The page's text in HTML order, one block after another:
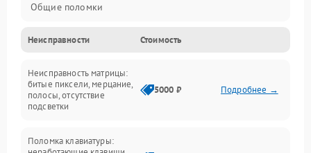
Общие поломки
Устройства
Программные ошибки
Электрические и системные сбои
Интерфейсные проблемы
Неисправности Стоимость
Неисправность матрицы:
битые пиксели, мерцание,
полосы, отсутствие
подсветки
5000 ₽ Подробнее →
Поломка клавиатуры: